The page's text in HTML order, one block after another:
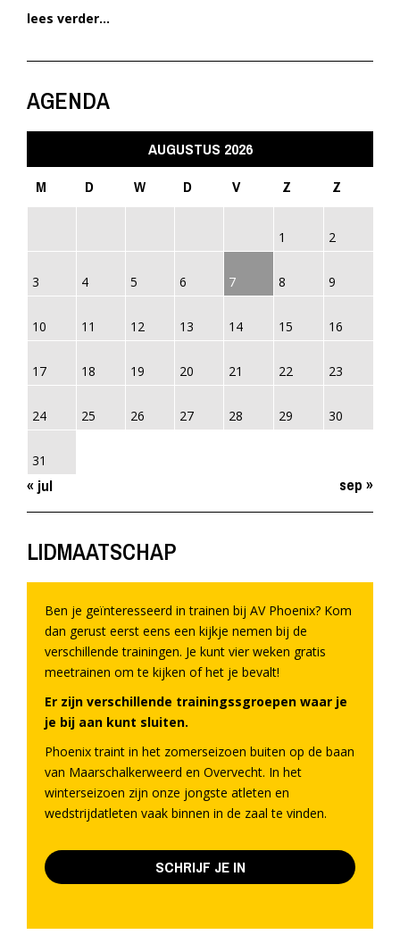
lees verder...
AGENDA
AUGUSTUS 2026
M
D W D V Z Z
1 2
3 4 5 6 7 8 9
10 11 12 13 14 15 16
17 18 19 20 21 22 23
24 25 26 27 28 29 30
31
« jul sep »
LIDMAATSCHAP
Ben je geïnteresseerd in trainen bij AV Phoenix? Kom
dan gerust eerst eens een kijkje nemen bij de
verschillende trainingen. Je kunt vier weken gratis
meetrainen om te kijken of het je bevalt!
Er zijn verschillende trainingssgroepen waar je
je bij aan kunt sluiten.
Phoenix traint in het zomerseizoen buiten op de baan
van Maarschalkerweerd en Overvecht. In het
winterseizoen zijn onze jongste atleten en
wedstrijdatleten vaak binnen in de zaal te vinden.
SCHRIJF JE IN